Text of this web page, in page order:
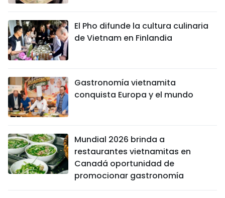
El Pho difunde la cultura culinaria
de Vietnam en Finlandia
Gastronomía vietnamita
conquista Europa y el mundo
Mundial 2026 brinda a
restaurantes vietnamitas en
Canadá oportunidad de
promocionar gastronomía